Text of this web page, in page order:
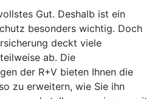
Gut. Deshalb ist ein
besonders wichtig. Doch
deckt viele
ab. Die
der R+V bieten Ihnen die
zu erweitern, wie Sie ihn